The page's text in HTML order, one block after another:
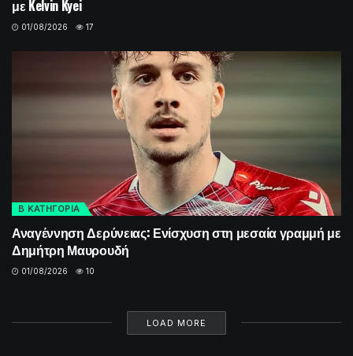
με Kelvin Kyei
01/08/2026 17
Β ΚΑΤΗΓΟΡΙΑ
Αναγέννηση Δερύνειας: Ενίσχυση στη μεσαία γραμμή με
Δημήτρη Μαυρουδή
01/08/2026 10
LOAD MORE